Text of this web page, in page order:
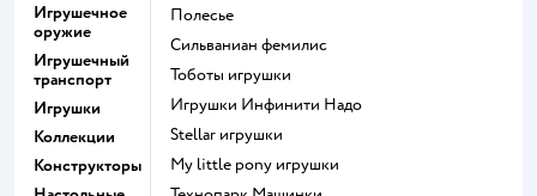
Игрушечное
оружие
Игрушечный
транспорт
Игрушки
Коллекции
Конструкторы
Полесье
Сильваниан фемилис
Тоботы игрушки
Игрушки Инфинити Надо
Stellar игрушки
my little pony игрушки